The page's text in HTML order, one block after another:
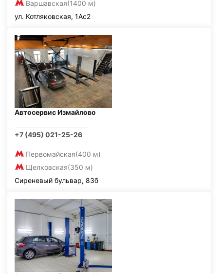
Варшавская(1400 м)
ул. Котляковская, 1Ас2
Автосервис Измайлово
+7 (495) 021-25-26
Первомайская(400 м)
Щелковская(350 м)
Сиреневый бульвар, 83б